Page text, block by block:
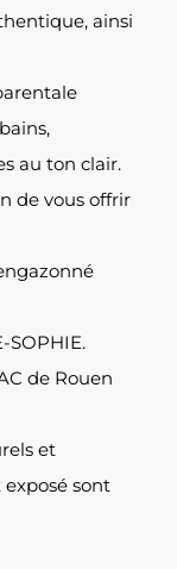
ainsi
au ton clair.
de vous offrir
SOPHIE.
de Rouen
et
sont